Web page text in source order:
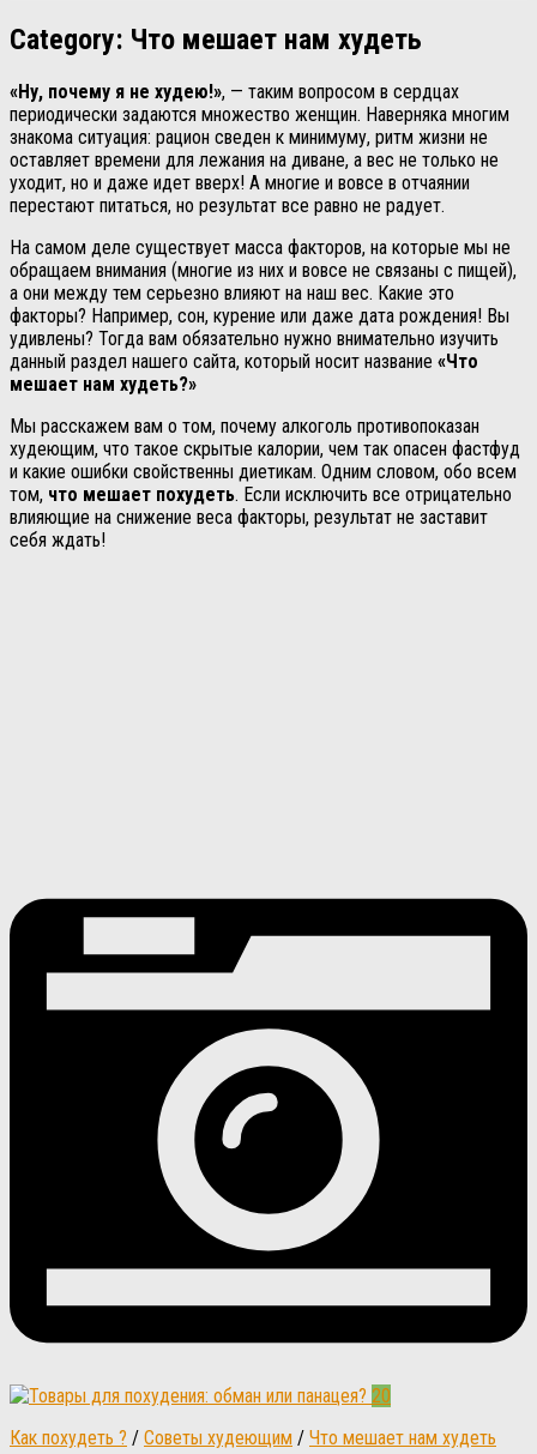
Category: Что мешает нам худеть
«Ну, почему я не худею!», — таким вопросом в сердцах
периодически задаются множество женщин. Наверняка многим
знакома ситуация: рацион сведен к минимуму, ритм жизни не
оставляет времени для лежания на диване, а вес не только не
уходит, но и даже идет вверх! А многие и вовсе в отчаянии
перестают питаться, но результат все равно не радует.
На самом деле существует масса факторов, на которые мы не
обращаем внимания (многие из них и вовсе не связаны с пищей),
а они между тем серьезно влияют на наш вес. Какие это
факторы? Например, сон, курение или даже дата рождения! Вы
удивлены? Тогда вам обязательно нужно внимательно изучить
данный раздел нашего сайта, который носит название «Что
мешает нам худеть?»
Мы расскажем вам о том, почему алкоголь противопоказан
худеющим, что такое скрытые калории, чем так опасен фастфуд
и какие ошибки свойственны диетикам. Одним словом, обо всем
том, что мешает похудеть. Если исключить все отрицательно
влияющие на снижение веса факторы, результат не заставит
себя ждать!
20
Как похудеть ? / Советы худеющим / Что мешает нам худеть